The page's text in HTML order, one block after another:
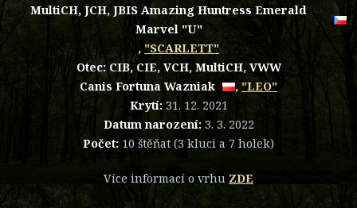
MultiCH, JCH, JBIS Amazing Huntress Emerald
Marvel "U"
, "SCARLETT"
Otec: CIB, CIE, VCH, MultiCH, VWW
Canis Fortuna Wazniak
, "LEO"
Krytí:31. 12. 2021
Datum narození:3. 3. 2022
Počet: 10 štěňat (3 kluci a 7 holek)
Více informací o vrhu ZDE